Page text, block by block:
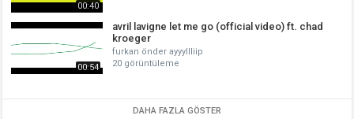
00:40
00:54
avril lavigne let me go (official video) ft. chad
kroeger
furkan önder ayyyllliip
20 görüntüleme
DAHA FAZLA GÖSTER